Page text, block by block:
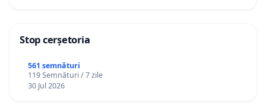
Stop cerșetoria
561 semnături
119 Semnături / 7 zile
30 Jul 2026